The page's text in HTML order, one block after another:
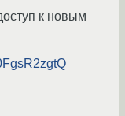
к новым